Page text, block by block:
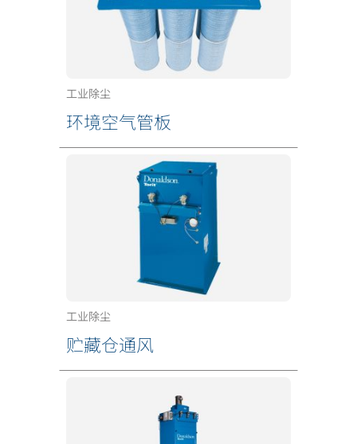
工业除尘
环境空气管板
工业除尘
贮藏仓通风